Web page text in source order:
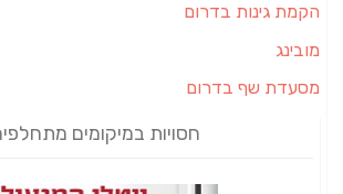
הקמת גינות בדרום
מובינג
מסעדת שף בדרום
חסויות במיקומים